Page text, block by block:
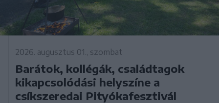
2026. augusztus 01., szombat
Barátok, kollégák, családtagok
kikapcsolódási helyszíne a
csíkszeredai Pityókafesztivál